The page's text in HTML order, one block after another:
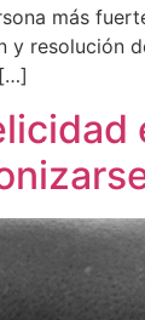
más
y resolución